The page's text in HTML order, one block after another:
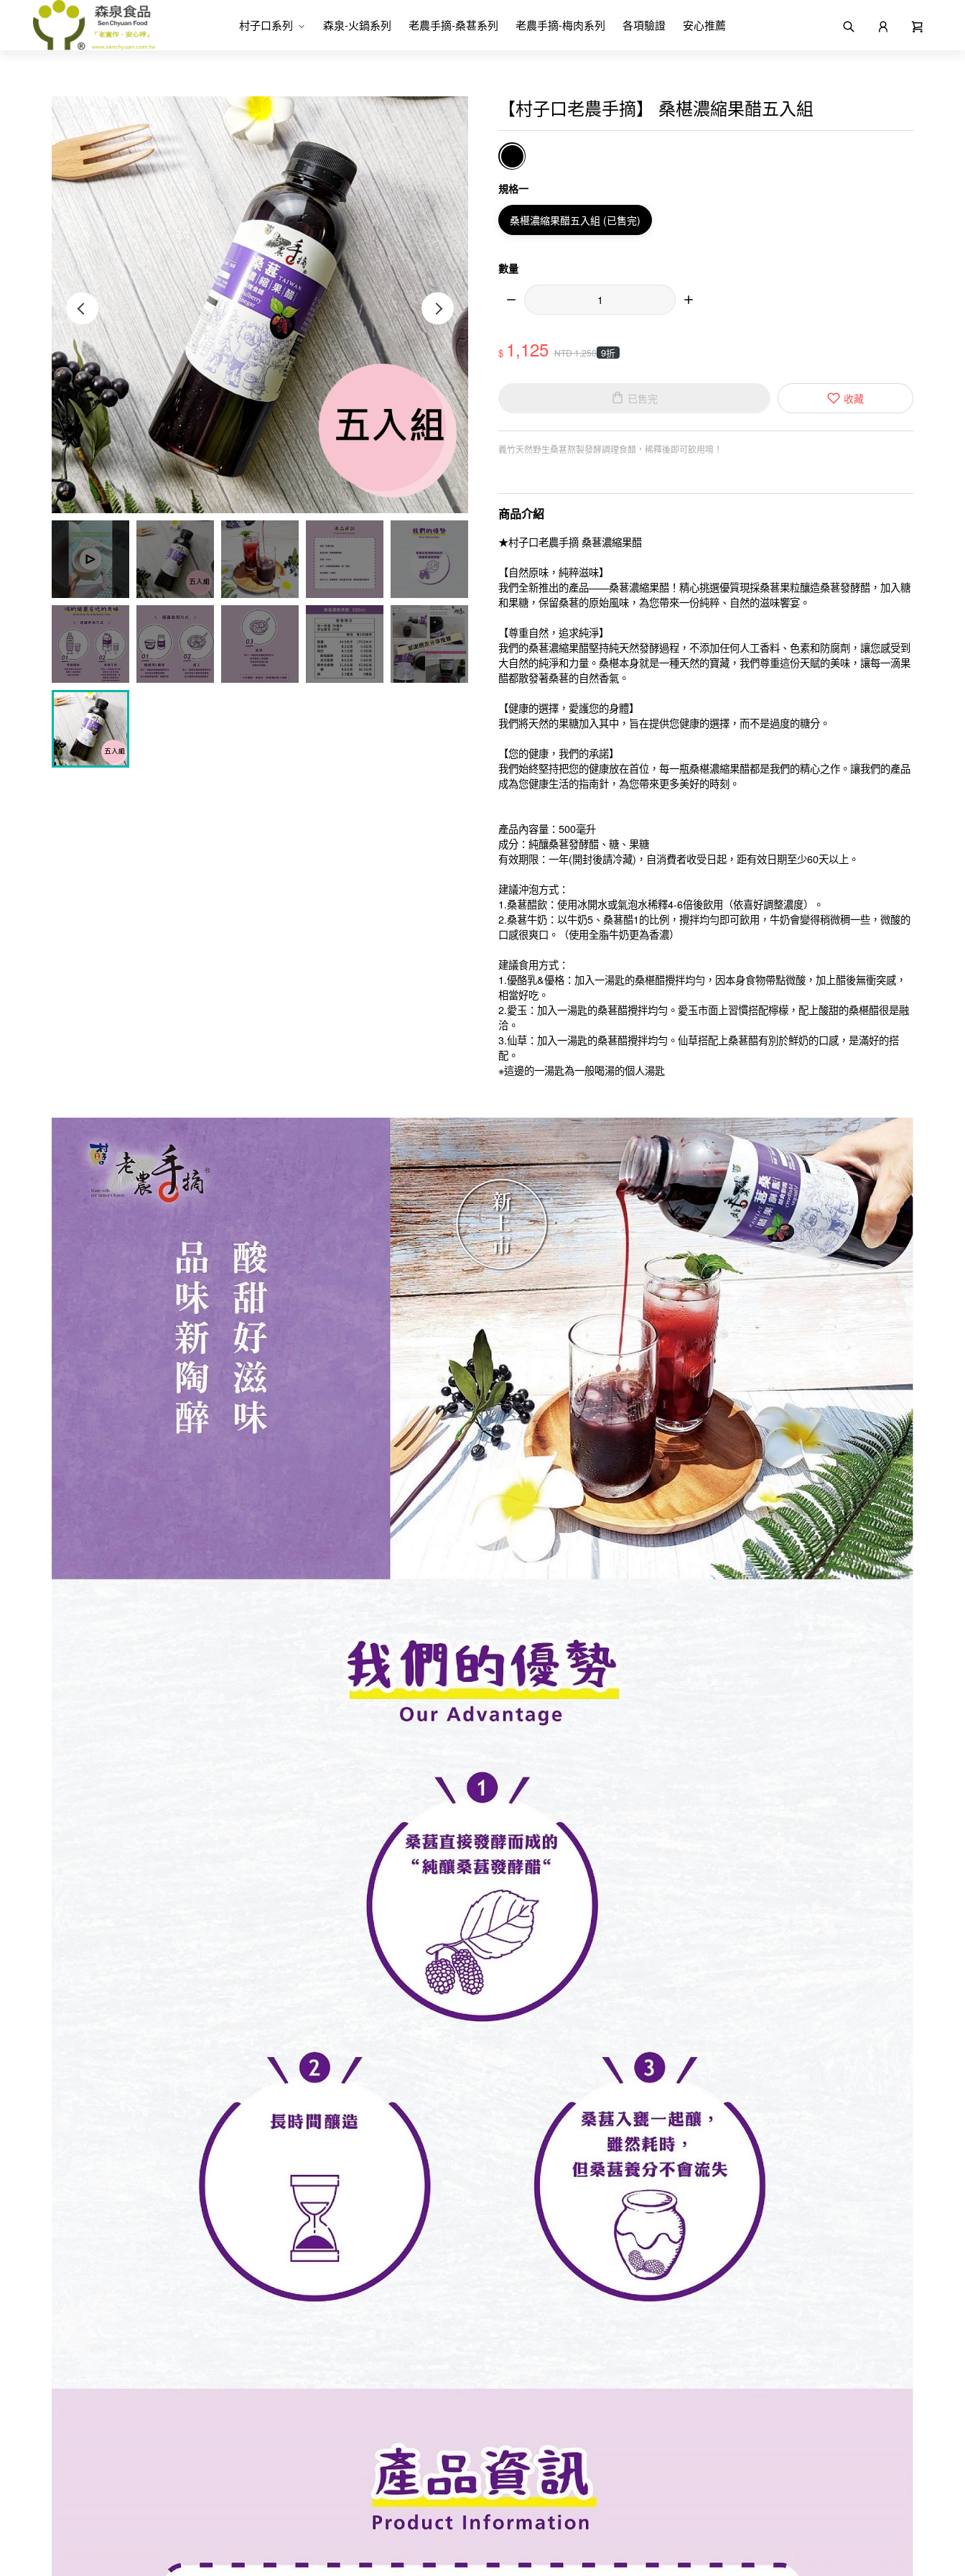
村子口系列 森泉-火鍋系列 老農手摘-桑葚系列 老農手摘-梅肉系列 各項驗證 安心推薦
【村子口老農手摘】 桑椹濃縮果醋五入組
規格一
桑椹濃縮果醋五入組 (已售完)
數量
$ 1,125 NTD1,250 9折
已售完 收藏
義竹天然野生桑葚熬製發酵調理食醋，稀釋後即可飲用唷！
商品介紹
★村子口老農手摘 桑葚濃縮果醋
【自然原味，純粹滋味】
我們全新推出的產品——桑葚濃縮果醋！精心挑選優質現採桑葚果粒釀造桑葚發酵醋，加入糖
和果糖，保留桑葚的原始風味，為您帶來一份純粹、自然的滋味饗宴。
【尊重自然，追求純淨】
我們的桑葚濃縮果醋堅持純天然發酵過程，不添加任何人工香料、色素和防腐劑，讓您感受到
大自然的純淨和力量。桑椹本身就是一種天然的寶藏，我們尊重這份天賦的美味，讓每一滴果
醋都散發著桑葚的自然香氣。
【健康的選擇，愛護您的身體】
我們將天然的果糖加入其中，旨在提供您健康的選擇，而不是過度的糖分。
【您的健康，我們的承諾】
我們始終堅持把您的健康放在首位，每一瓶桑椹濃縮果醋都是我們的精心之作。讓我們的產品
成為您健康生活的指南針，為您帶來更多美好的時刻。
產品內容量：500毫升
成分：純釀桑葚發酵醋、糖、果糖
有效期限：一年(開封後請冷藏)，自消費者收受日起，距有效日期至少60天以上。
建議沖泡方式：
1.桑葚醋飲：使用冰開水或氣泡水稀釋4-6倍後飲用（依喜好調整濃度）。
2.桑葚牛奶：以牛奶5、桑葚醋1的比例，攪拌均勻即可飲用，牛奶會變得稍微稠一些，微酸的
口感很爽口。（使用全脂牛奶更為香濃）
建議食用方式：
1.優酪乳&優格：加入一湯匙的桑椹醋攪拌均勻，因本身食物帶點微酸，加上醋後無衝突感，
相當好吃。
2.愛玉：加入一湯匙的桑葚醋攪拌均勻。愛玉市面上習慣搭配檸檬，配上酸甜的桑椹醋很是融
洽。
3.仙草：加入一湯匙的桑葚醋攪拌均勻。仙草搭配上桑葚醋有別於鮮奶的口感，是滿好的搭
配。
※這邊的一湯匙為一般喝湯的個人湯匙